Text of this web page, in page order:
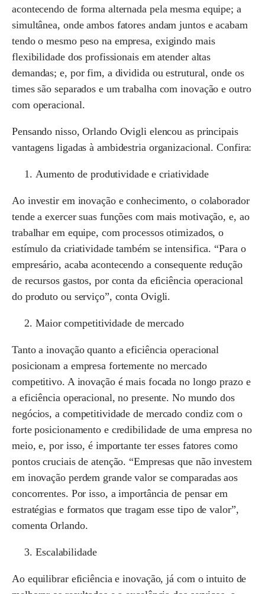
acontecendo de forma alternada pela mesma equipe; a
simultânea, onde ambos fatores andam juntos e acabam
tendo o mesmo peso na empresa, exigindo mais
flexibilidade dos profissionais em atender altas
demandas; e, por fim, a dividida ou estrutural, onde os
times são separados e um trabalha com inovação e outro
com operacional.
Pensando nisso, Orlando Ovigli elencou as principais
vantagens ligadas à ambidestria organizacional. Confira:
Aumento de produtividade e criatividade
Ao investir em inovação e conhecimento, o colaborador
tende a exercer suas funções com mais motivação, e, ao
trabalhar em equipe, com processos otimizados, o
estímulo da criatividade também se intensifica. “Para o
empresário, acaba acontecendo a consequente redução
de recursos gastos, por conta da eficiência operacional
do produto ou serviço”, conta Ovigli.
Maior competitividade de mercado
Tanto a inovação quanto a eficiência operacional
posicionam a empresa fortemente no mercado
competitivo. A inovação é mais focada no longo prazo e
a eficiência operacional, no presente. No mundo dos
negócios, a competitividade de mercado condiz com o
forte posicionamento e credibilidade de uma empresa no
meio, e, por isso, é importante ter esses fatores como
pontos cruciais de atenção. “Empresas que não investem
em inovação perdem grande valor se comparadas aos
concorrentes. Por isso, a importância de pensar em
estratégias e formatos que tragam esse tipo de valor”,
comenta Orlando.
Escalabilidade
Ao equilibrar eficiência e inovação, já com o intuito de